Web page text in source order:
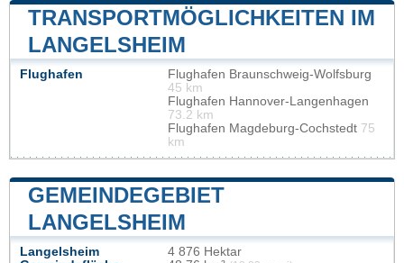
TRANSPORTMÖGLICHKEITEN IM
LANGELSHEIM
Flughafen
Flughafen Braunschweig-Wolfsburg
45 km
Flughafen Hannover-Langenhagen
73.2 km
Flughafen Magdeburg-Cochstedt 75
km
GEMEINDEGEBIET
LANGELSHEIM
Langelsheim
4 876 Hektar